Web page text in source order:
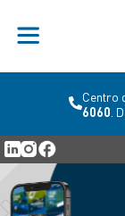
Centro
6060 .